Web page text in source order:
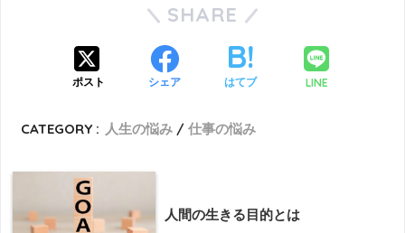
SHARE
ポスト シェア はてブ LINE
CATEGORY : 人生の悩み 仕事の悩み
人間の生きる目的とは